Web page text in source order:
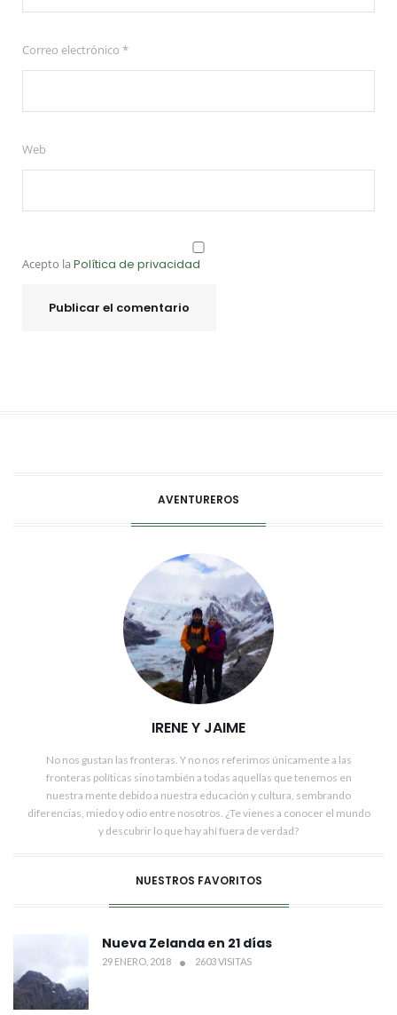
Correo electrónico *
Web
Acepto la Política de privacidad
AVENTUREROS
IRENE Y JAIME
No nos gustan las fronteras. Y no nos referimos únicamente a las
fronteras políticas sino también a todas aquellas que tenemos en
nuestra mente debido a nuestra educación y cultura, sembrando
diferencias, miedo y odio entre nosotros. ¿Te vienes a conocer el mundo
y descubrir lo que hay ahí fuera de verdad?
NUESTROS FAVORITOS
Nueva Zelanda en 21 días
29 ENERO, 2018 2603 VISITAS